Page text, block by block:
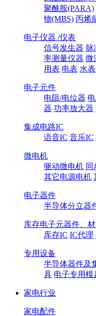
聚酰胺(PARA)
物(MBS) 丙烯
电子仪器 /仪表
信号发生器 脉
率测量仪器 微
用表 电表 水表
电子元件
电阻/电位器
器 功率放大器
集成电路IC
语音IC 音乐IC
微电机
驱动微电机 同
其它电源电机
电子器件
半导体分立器
库存电子元器件、
库存IC IC代理
专用设备
半导体器件及
具 电子专用模
家电行业
家电配件